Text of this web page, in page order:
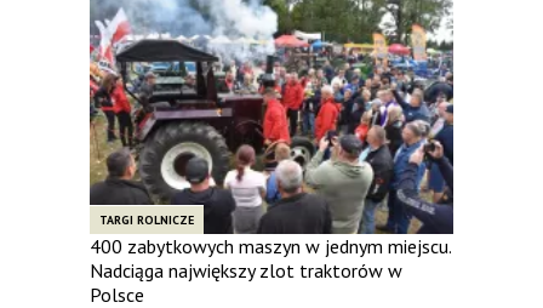
TARGI ROLNICZE
400 zabytkowych maszyn w jednym miejscu.
Nadciąga największy zlot traktorów w
Polsce